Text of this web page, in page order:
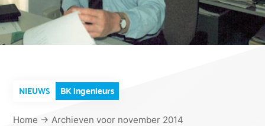
NIEUWS BK ingenieurs
Home →Archieven voor november 2014